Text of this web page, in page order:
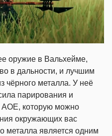
оружие в Вальхейме,
в дальности, и лучшим
чёрного металла. У неё
парирования и
которую можно
окружающих вас
металла является одним